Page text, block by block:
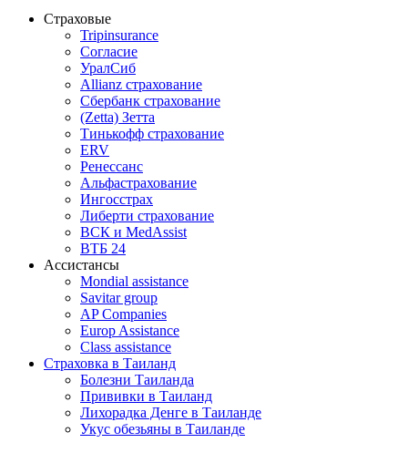
Страховые
Tripinsurance
Согласие
УралСиб
Allianz страхование
Сбербанк страхование
(Zetta) Зетта
Тинькофф страхование
ERV
Ренессанс
Альфастрахование
Ингосстрах
Либерти страхование
ВСК и MedAssist
ВТБ 24
Ассистансы
Mondial assistance
Savitar group
AP Companies
Europ Assistance
Class assistance
Страховка в Таиланд
Болезни Таиланда
Прививки в Таиланд
Лихорадка Денге в Таиланде
Укус обезьяны в Таиланде